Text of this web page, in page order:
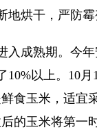
地烘干，严防
熟期。今年
以上。10
食玉米，适宜
的玉米将第一